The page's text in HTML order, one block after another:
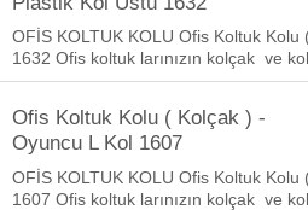
OFİS KOLTUK KOLU Ofis Koltuk Kolu
1632 Ofis koltuk larınızın kolçak ve
Ofis Koltuk Kolu ( Kolçak ) -
Oyuncu L Kol 1607
OFİS KOLTUK KOLU Ofis Koltuk
1607 Ofis koltuk larınızın kolçak ve